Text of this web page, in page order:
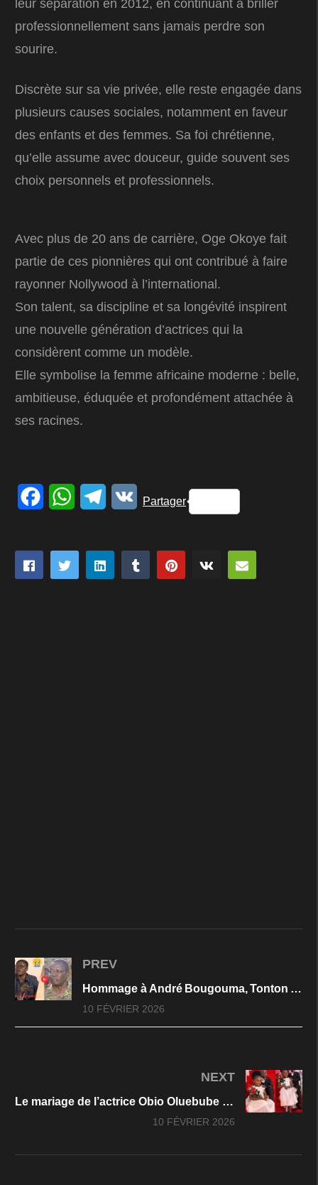
leur séparation en 2012, en continuant à briller
professionnellement sans jamais perdre son
sourire.
Discrète sur sa vie privée, elle reste engagée dans
plusieurs causes sociales, notamment en faveur
des enfants et des femmes. Sa foi chrétienne,
qu’elle assume avec douceur, guide souvent ses
choix personnels et professionnels.
Avec plus de 20 ans de carrière, Oge Okoye fait
partie de ces pionnières qui ont contribué à faire
rayonner Nollywood à l’international.
Son talent, sa discipline et sa longévité inspirent
une nouvelle génération d’actrices qui la
considèrent comme un modèle.
Elle symbolise la femme africaine moderne : belle,
ambitieuse, éduquée et profondément attachée à
ses racines.
FacebookWhatsAppTelegram
VK
Partager
PREV
Hommage à André Bougouma, Tonton Brama de la série »les Bobodioufs »
10 FÉVRIER 2026
NEXT
Le mariage de l’actrice Obio Oluebube ? Découvrez toute la vérité sur cette histoire
10 FÉVRIER 2026